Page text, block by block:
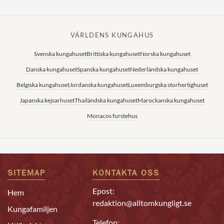
VÄRLDENS KUNGAHUS
Svenska kungahusetBrittiska kungahusetNorska kungahuset
Danska kungahusetSpanska kungahusetNederländska kungahuset
Belgiska kungahusetJordanska kungahusetLuxemburgska storhertighuset
Japanska kejsarhusetThailändska kungahusetMarockanska kungahuset
Monacos furstehus
SITEMAP
Hem
Kungafamiljen
KONTAKTA OSS
Epost:
redaktion@alltomkungligt.se